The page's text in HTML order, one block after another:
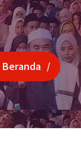
Beranda /